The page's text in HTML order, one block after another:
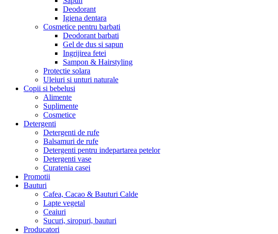
Deodorant
Igiena dentara
Cosmetice pentru barbati
Deodorant barbati
Gel de dus si sapun
Ingrijirea fetei
Sampon & Hairstyling
Protectie solara
Uleiuri si unturi naturale
Copii si bebelusi
Alimente
Suplimente
Cosmetice
Detergenti
Detergenti de rufe
Balsamuri de rufe
Detergenti pentru indepartarea petelor
Detergenti vase
Curatenia casei
Promotii
Bauturi
Cafea, Cacao & Bauturi Calde
Lapte vegetal
Ceaiuri
Sucuri, siropuri, bauturi
Producatori